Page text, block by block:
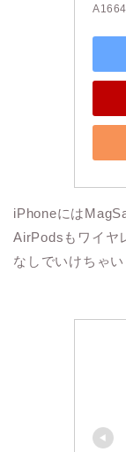
A1664
iPhoneには
AirPodsもワイヤ
なしでいけちゃい